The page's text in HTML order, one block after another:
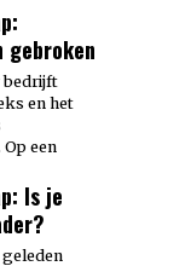
gebroken
bedrijft
en het
een
Is je
geleden